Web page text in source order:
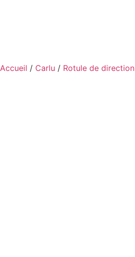
Accueil / Carlu / Rotule de direction